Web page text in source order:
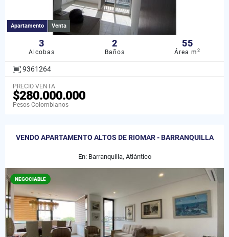
Apartamento Venta
3
Alcobas
2
Baños
55
Área m2
9361264
PRECIO VENTA
$280.000.000
Pesos Colombianos
VENDO APARTAMENTO ALTOS DE RIOMAR - BARRANQUILLA
En: Barranquilla, Atlántico
NEGOCIABLE